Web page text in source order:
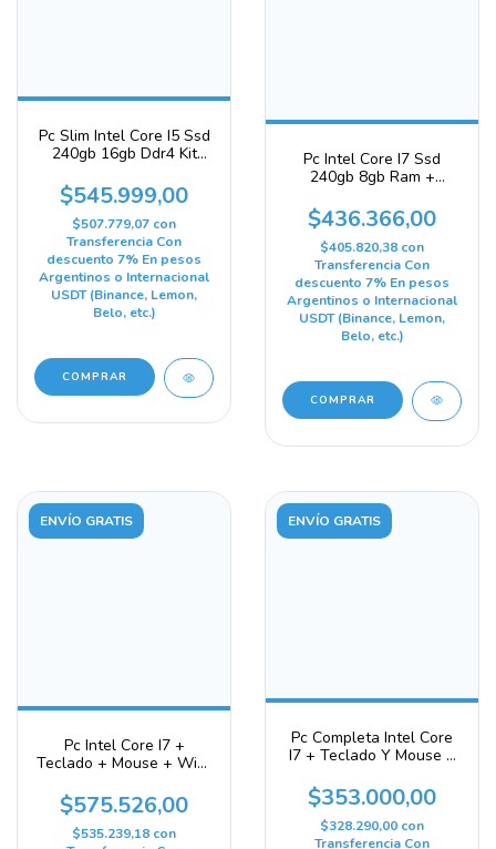
Pc Slim Intel Core I5 Ssd
240gb 16gb Ddr4 Kit
Gb Intel Hd Graphics 530
$545.999,00
$507.779,07 con
Transferencia Con
descuento 7% En pesos
Argentinos o Internacional
USDT (Binance, Lemon,
Belo, etc.)
Pc Intel Core I7 Ssd
240gb 8gb Ram +
240 Gb 8 Gb Gráficos
Integrados Intel Hd
Graphics 4000
$436.366,00
$405.820,38 con
Transferencia Con
descuento 7% En pesos
Argentinos o Internacional
USDT (Binance, Lemon,
Belo, etc.)
ENVÍO GRATIS
Pc Intel Core I7 +
Teclado + Mouse + Wi-fi
Gb Gráficos Integrados
Intel Hd Graphics 4000
$575.526,00
$535.239,18 con
ENVÍO GRATIS
Pc Completa Intel Core
I7 + Teclado Y Mouse +
8 Gb Gráficos Integrados
Intel Hd Graphics 4000
$353.000,00
$328.290,00 con
Transferencia Con